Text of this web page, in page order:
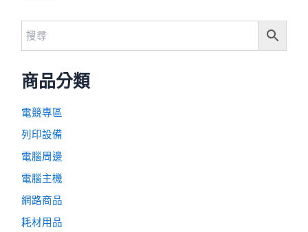
商品分類
電競專區
列印設備
電腦周邊
電腦主機
網路商品
耗材用品